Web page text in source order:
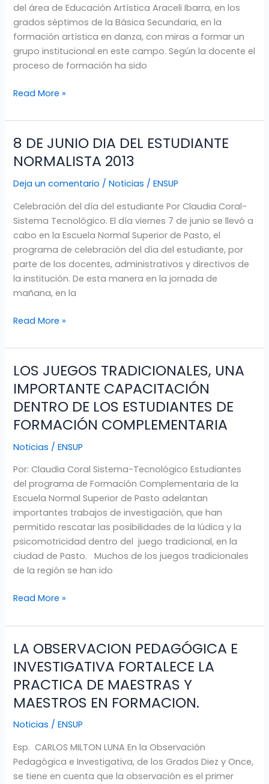
del área de Educación Artística Araceli Ibarra, en los
grados séptimos de la Básica Secundaria, en la
formación artística en danza, con miras a formar un
grupo institucional en este campo. Según la docente el
proceso de formación ha sido
SUPERIOR
DE
PASTO
Read More »
8 DE JUNIO DIA DEL ESTUDIANTE
NORMALISTA 2013
Deja un comentario /Noticias /ENSUP
Celebración del día del estudiante Por Claudia Coral-
Sistema Tecnológico. El día viernes 7 de junio se llevó a
cabo en la Escuela Normal Superior de Pasto, el
programa de celebración del día del estudiante, por
parte de los docentes, administrativos y directivos de
la institución. De esta manera en la jornada de
mañana, en la
8
DE
JUNIO
DIA
ESTUDIANTE
NORMALISTA
2013
Read More »
LOS JUEGOS TRADICIONALES, UNA
IMPORTANTE CAPACITACIÓN
DENTRO DE LOS ESTUDIANTES DE
FORMACIÓN COMPLEMENTARIA
Noticias /ENSUP
Por: Claudia Coral Sistema-Tecnológico Estudiantes
del programa de Formación Complementaria de la
Escuela Normal Superior de Pasto adelantan
importantes trabajos de investigación, que han
permitido rescatar las posibilidades de la lúdica y la
psicomotricidad dentro del juego tradicional, en la
ciudad de Pasto. Muchos de los juegos tradicionales
de la región se han ido
LOS
JUEGOS
TRADICIONALES,
UNA
IMPORTANTE
CAPACITACIÓN
DE
LOS
ESTUDIANTES
DE
FORMACIÓN
COMPLEMENTARIA
Read More »
LA OBSERVACION PEDAGÓGICA E
INVESTIGATIVA FORTALECE LA
PRACTICA DE MAESTRAS Y
MAESTROS EN FORMACION.
Noticias /ENSUP
Esp. CARLOS MILTON LUNA En la Observación
Pedagógica e Investigativa, de los Grados Diez y Once,
se tiene en cuenta que la observación es el primer
LA
OBSERVACION
PEDAGÓGICA
E
INVESTIGATIVA
FORTALECE
PRACTICA
DE
MAESTRAS